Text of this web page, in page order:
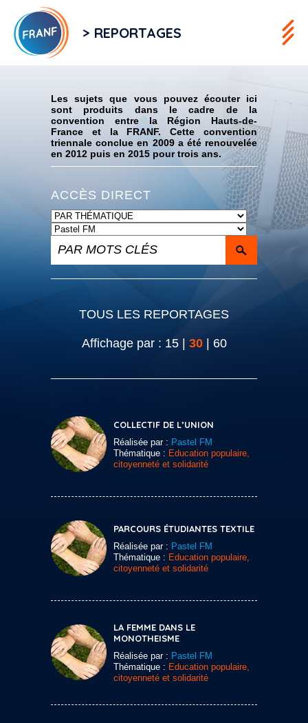
> REPORTAGES
Les sujets que vous pouvez écouter ici
sont produits dans le cadre de la
convention entre la Région Hauts-de-
France et la FRANF. Cette convention
triennale conclue en 2009 a été renouvelée
en 2012 puis en 2015 pour trois ans.
ACCÈS DIRECT
TOUS LES REPORTAGES
Affichage par : 15| 30| 60
COLLECTIF DE L’UNION
Réalisée par : Pastel FM
Thématique : Education populaire,
citoyenneté et solidarité
PARCOURS ÉTUDIANTES TEXTILE
Réalisée par : Pastel FM
Thématique : Education populaire,
citoyenneté et solidarité
LA FEMME DANS LE
MONOTHEISME
Réalisée par : Pastel FM
Thématique : Education populaire,
citoyenneté et solidarité